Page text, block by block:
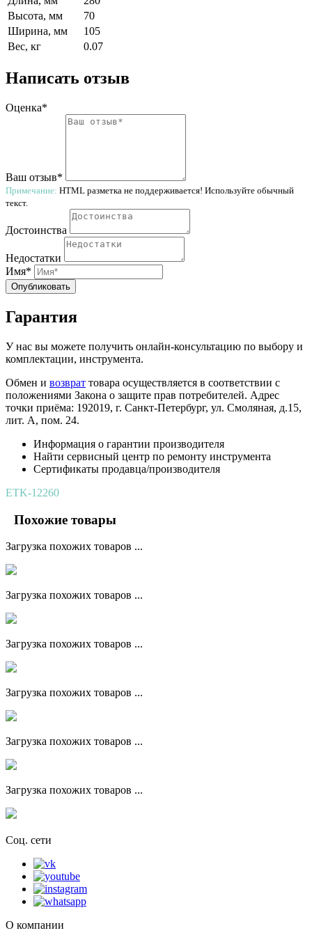
Высота, мм
70
Ширина, мм
105
Вес, кг
0.07
Написать отзыв
Оценка*
Ваш отзыв*
Примечание: HTML разметка не поддерживается! Используйте обычный
текст.
Достоинства
Недостатки
Имя*
Опубликовать
Гарантия
У нас вы можете получить онлайн-консультацию по выбору и
комплектации, инструмента.
Обмен и возврат товара осуществляется в соответствии с
положениями Закона о защите прав потребителей. Адрес
точки приёма: 192019, г. Санкт-Петербург, ул. Смоляная, д.15,
лит. А, пом. 24.
Информация о гарантии производителя
Найти сервисный центр по ремонту инструмента
Сертификаты продавца/производителя
ETK-12260
Похожие товары
Загрузка похожих товаров ...
Загрузка похожих товаров ...
Загрузка похожих товаров ...
Загрузка похожих товаров ...
Загрузка похожих товаров ...
Загрузка похожих товаров ...
Соц. сети
О компании